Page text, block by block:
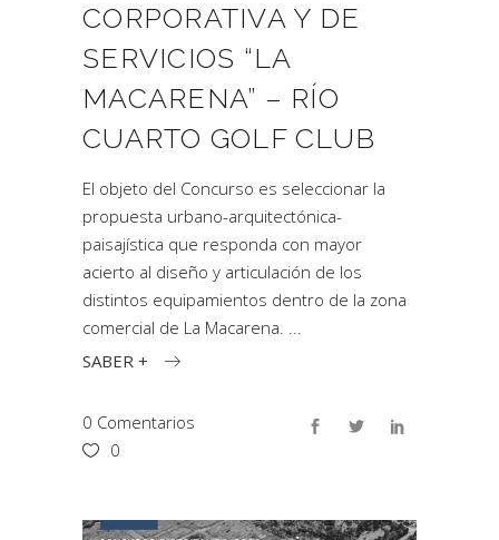
CORPORATIVA Y DE
SERVICIOS “LA
MACARENA” – RÍO
CUARTO GOLF CLUB
El objeto del Concurso es seleccionar la
propuesta urbano-arquitectónica-
paisajística que responda con mayor
acierto al diseño y articulación de los
distintos equipamientos dentro de la zona
comercial de La Macarena.
SABER +
0 Comentarios
0